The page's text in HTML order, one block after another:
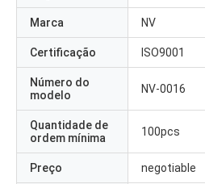
Marca NV
Certificação ISO9001
Número do
modelo
NV-0016
Quantidade de
ordem mínima
100pcs
Preço negotiable